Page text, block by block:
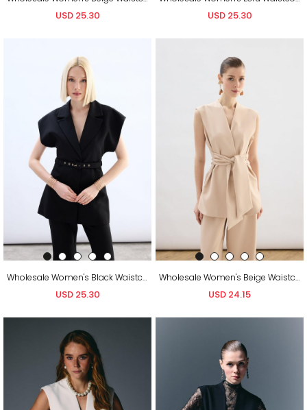
USD 25.30 USD 25.30
Wholesale Women's Black Waistcoat with Belt
USD 25.30
Wholesale Women's Beige Waistcoat with Belt
USD 24.15